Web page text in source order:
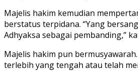
Majelis hakim kemudian
berstatus terpidana. “Yang
Adhyaksa sebagai pembanding,”
Majelis hakim pun
terlebih yang tengah atau telah